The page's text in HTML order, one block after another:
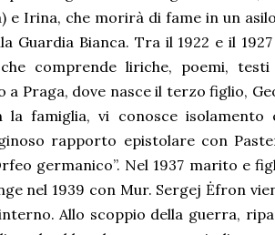
e Irina, che morirà di fame in un
Guardia Bianca. Tra il 1922 e il
comprende liriche, poemi,
a Praga, dove nasce il terzo figlio,
la famiglia, vi conosce isolamento
rapporto epistolare con
germanico”. Nel 1937 marito e
nel 1939 con Mur. Sergej Ėfron
Allo scoppio della guerra,